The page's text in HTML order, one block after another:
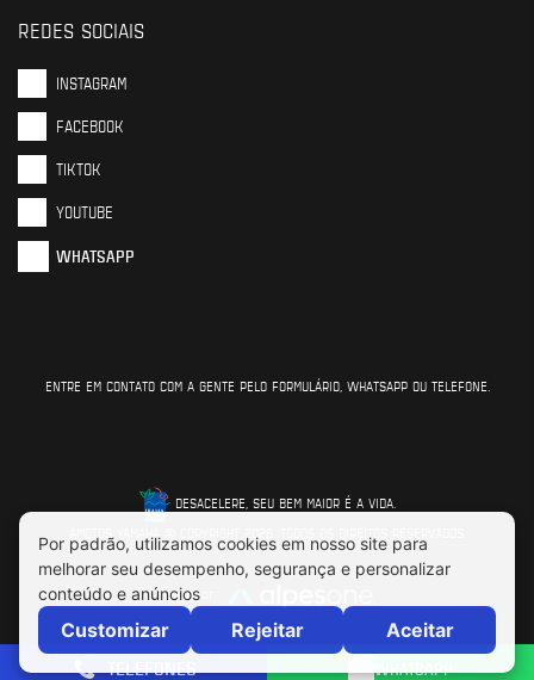
REDES SOCIAIS
INSTAGRAM
FACEBOOK
TIKTOK
YOUTUBE
WHATSAPP
ENTRE EM CONTATO COM A GENTE PELO FORMULÁRIO, WHATSAPP OU TELEFONE.
DESACELERE, SEU BEM MAIOR É A VIDA.
Feito por:
TELEFONES WHATSAPP